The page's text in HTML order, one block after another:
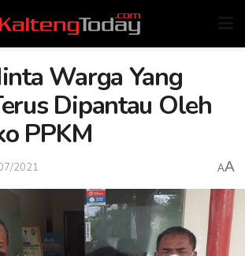
Warga Yang
Dipantau Oleh
PPKM
2021 AA